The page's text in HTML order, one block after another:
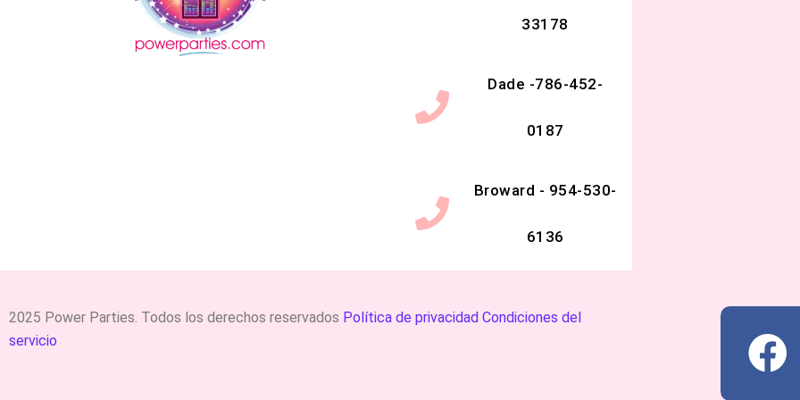
33178
Dade -786-452-
0187
Broward - 954-530-
6136
2025 Power Parties. Todos los derechos reservados Política de privacidad Condiciones del
servicio
F
a